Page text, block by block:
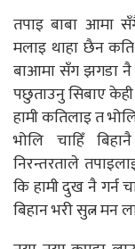
तपाइ बाबा आमा
मलाइ थाहा छैन
बाआमा सँग झगडा नै
पछुताउनु सिबाए
हामी कतिलाइ त
भोलि चाहिँ
निरन्तरताले
कि हामी दुख नै गर्न
बिहान भरी सुत्न मन